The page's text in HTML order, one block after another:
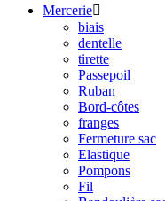
Mercerie
biais
dentelle
tirette
Passepoil
Ruban
Bord-côtes
franges
Fermeture sac
Elastique
Pompons
Fil